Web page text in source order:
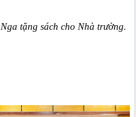
tặng sách cho Nhà trường.